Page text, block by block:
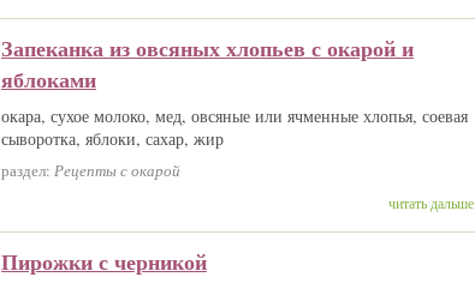
Запеканка из овсяных хлопьев с окарой и
яблоками
окара, сухое молоко, мед, овсяные или ячменные хлопья, соевая
сыворотка, яблоки, сахар, жир
раздел: Рецепты с окарой
читать дальше
Пирожки с черникой